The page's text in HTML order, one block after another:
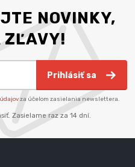
NOVINKY,
ZĽAVY!
Prihlásiť sa
za účelom zasielania newslettera.
Zasielame raz za 14 dní.